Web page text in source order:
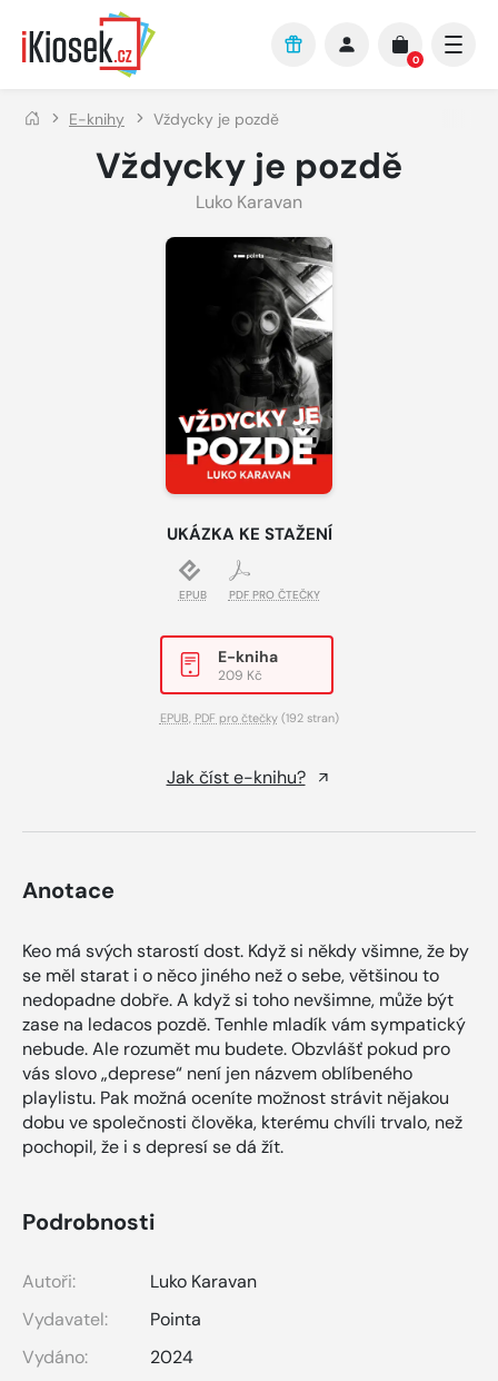
Přejít na hlavní obsah
0
E-knihy Vždycky je pozdě
Vždycky je pozdě
Luko Karavan
UKÁZKA KE STAŽENÍ
EPUB PDF PRO ČTEČKY
E-kniha
209 Kč
EPUB, PDF pro čtečky(192 stran)
Jak číst e-knihu?
Anotace
Keo má svých starostí dost. Když si někdy všimne, že by
se měl starat i o něco jiného než o sebe, většinou to
nedopadne dobře. A když si toho nevšimne, může být
zase na ledacos pozdě. Tenhle mladík vám sympatický
nebude. Ale rozumět mu budete. Obzvlášť pokud pro
vás slovo „deprese“ není jen názvem oblíbeného
playlistu. Pak možná oceníte možnost strávit nějakou
dobu ve společnosti člověka, kterému chvíli trvalo, než
pochopil, že i s depresí se dá žít.
Podrobnosti
Autoři:
Luko Karavan
Vydavatel:
Pointa
Vydáno:
2024